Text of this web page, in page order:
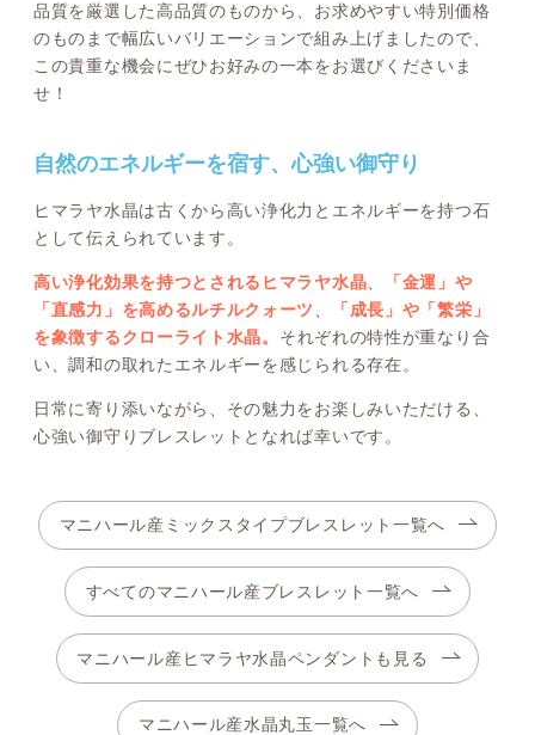
品質を厳選した高品質のものから、お求めやすい特別価格
のものまで幅広いバリエーションで組み上げましたので、
この貴重な機会にぜひお好みの一本をお選びくださいま
せ！
自然のエネルギーを宿す、心強い御守り
ヒマラヤ水晶は古くから高い浄化力とエネルギーを持つ石
として伝えられています。
高い浄化効果を持つとされるヒマラヤ水晶
「金運」や
「直感力」を高めるルチルクォーツ
「成長」や「繁栄」
を象徴するクローライト水晶。 それぞれの特性が重なり合
い、調和の取れたエネルギーを感じられる存在。
日常に寄り添いながら、その魅力をお楽しみいただける、
心強い御守りブレスレットとなれば幸いです。
マニハール産ミックスタイプブレスレット一覧へ
すべてのマニハール産ブレスレット一覧へ
マニハール産ヒマラヤ水晶ペンダントも見る
マニハール産水晶丸玉一覧へ